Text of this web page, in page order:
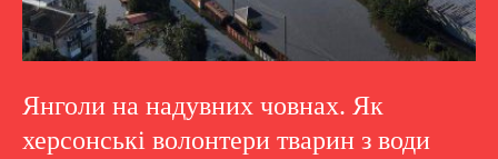
Янголи на надувних човнах. Як
херсонські волонтери тварин з води